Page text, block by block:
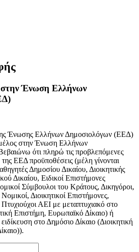
Ένωση Ελλήνων
Ένωσης Ελλήνων Δημοσιολόγων (ΕΕΔ)
στην Ένωση Ελλήνων
ότι πληρώ τις προβλεπόμενες
ΕΕΔ προϋποθέσεις (μέλη γίνονται
Δημοσίου Δικαίου, Διοικητικής
Δικαίου, Ειδικοί Επιστήμονες
Σύμβουλοι του Κράτους, Δικηγόροι,
Διοικητικοί Επιστήμονες,
ΑΕΙ με μεταπτυχιακό στο
Επιστήμη, Ευρωπαϊκό Δίκαιο) ή
στο Δημόσιο Δίκαιο (Διοικητική